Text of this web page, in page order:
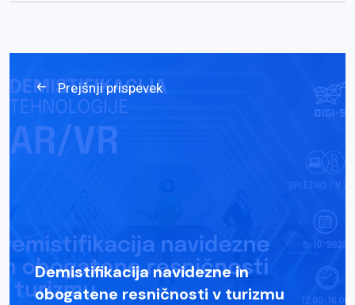
Prejšnji prispevek
Demistifikacija navidezne in
obogatene resničnosti v turizmu